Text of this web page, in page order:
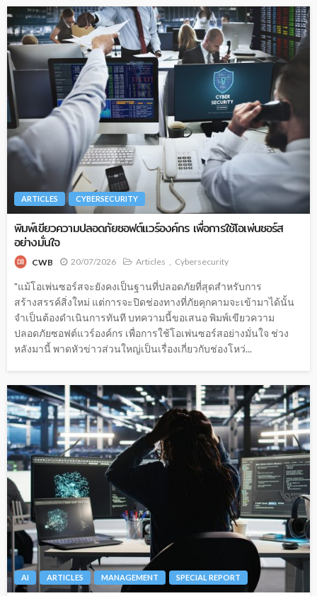
ARTICLES CYBERSECURITY
พิมพ์เขียวความปลอดภัยซอฟต์แวร์องค์กร เพื่อการใช้โอเพ่นซอร์ส
อย่างมั่นใจ
CWB 20/07/2026 Articles Cybersecurity
"แม้โอเพ่นซอร์สจะยังคงเป็นฐานที่ปลอดภัยที่สุดสำหรับการ
สร้างสรรค์สิ่งใหม่ แต่การจะปิดช่องทางที่ภัยคุกคามจะเข้ามาได้นั้น
จำเป็นต้องดำเนินการทันที บทความนี้ขอเสนอ พิมพ์เขียวความ
ปลอดภัยซอฟต์แวร์องค์กร เพื่อการใช้โอเพ่นซอร์สอย่างมั่นใจ ช่วง
หลังมานี้ พาดหัวข่าวส่วนใหญ่เป็นเรื่องเกี่ยวกับช่องโหว่...
AI ARTICLES MANAGEMENT SPECIAL REPORT